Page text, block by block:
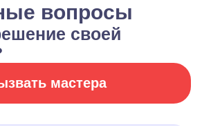
вопросы
своей
мастера